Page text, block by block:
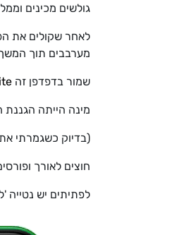
גולשים מכינים
לאחר שקולים את
מערבבים תוך
שמור בדפדפן זה
מינה הייתה הגננת
(בדיוק כשגמרתי
חוצים לאורך
לפתיתים יש